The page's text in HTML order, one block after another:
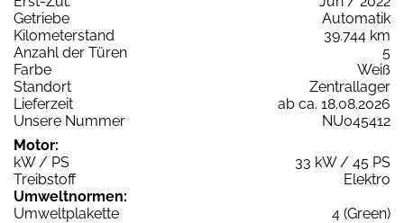
Getriebe
Automatik
Kilometerstand
39.744 km
Anzahl der Türen
5
Farbe
Weiß
Standort
Zentrallager
Lieferzeit
ab ca. 18.08.2026
Unsere Nummer
NU045412
Motor:
kW / PS
33 kW / 45 PS
Treibstoff
Elektro
Umweltnormen:
Umweltplakette
4 (Green)